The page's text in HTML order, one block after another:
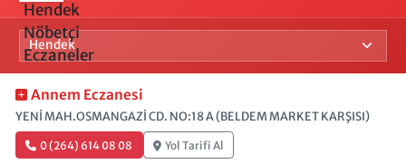
Annem Eczanesi
YENİ MAH.OSMANGAZİ CD. NO:18 A (BELDEM MARKET KARŞISI)
0 (264) 614 08 08 Yol Tarifi Al